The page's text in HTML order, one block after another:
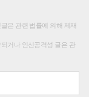
은 관련 법률에 의해 제재
거나 인신공격성 글은 관